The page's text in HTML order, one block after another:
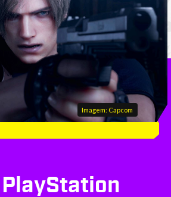
Imagem: Capcom
PlayStation